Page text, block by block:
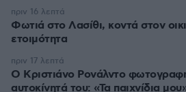
Φωτιά στο Λασίθι, κοντά στον
ετοιμότητα
πριν 16 λεπτά
Ο Κριστιάνο Ρονάλντο
αυτοκίνητά του: «Τα παιχνίδια
πριν 17 λεπτά